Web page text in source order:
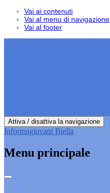
Vai ai contenuti
Vai al menu di navigazione
Vai al footer
Attiva / disattiva la navigazione
Informagiovani Biella
Menu principale